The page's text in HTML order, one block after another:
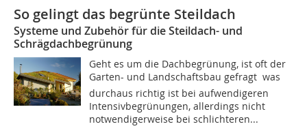
So gelingt das begrünte Steildach
Systeme und Zubehör für die Steildach- und
Schrägdachbegrünung
Geht es um die Dachbegrünung, ist oft der
Garten- und Landschaftsbau gefragt  was
durchaus richtig ist bei aufwendigeren
Intensivbegrünungen, allerdings nicht
notwendigerweise bei schlichteren...